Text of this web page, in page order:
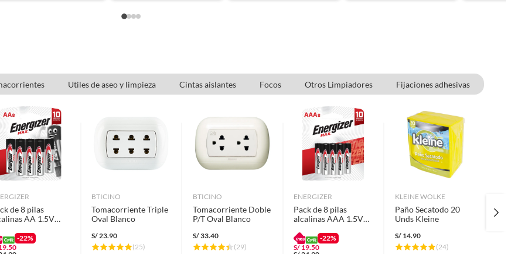
y otros productos para asfalto.
tecnología, línea blanca, colchones, muebles,
sin uso y deberá contar con todos sus accesorios,
(sin rayas, piquetes, abolladuras, manchas,
Utiles de aseo y limpieza Cintas aislantes Focos Otros Limpiadores Fijaciones adhesivas
de 8 pilas
AA 1.5V
-22%
BTICINO
Tomacorriente Triple
Oval Blanco
S/ 23.90
(25)
BTICINO
Tomacorriente Doble
P/T Oval Blanco
S/33.40
(29)
ENERGIZER
Pack de 8 pilas
alcalinas AAA 1.5V
-22%
S/19.50
KLEINE WOLKE
Paño Secatodo 20
Unds Kleine
S/ 14.90
(24)
Paños
Pack